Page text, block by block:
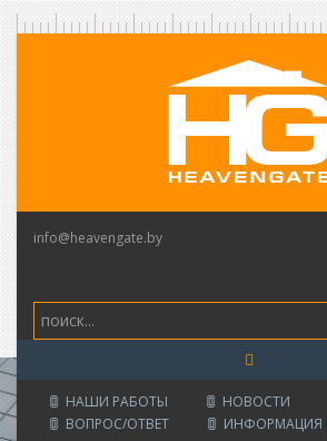
info@heavengate.by
поиск...
НАШИ РАБОТЫ
НОВОСТИ
ВОПРОС/ОТВЕТ
ИНФОРМАЦИЯ